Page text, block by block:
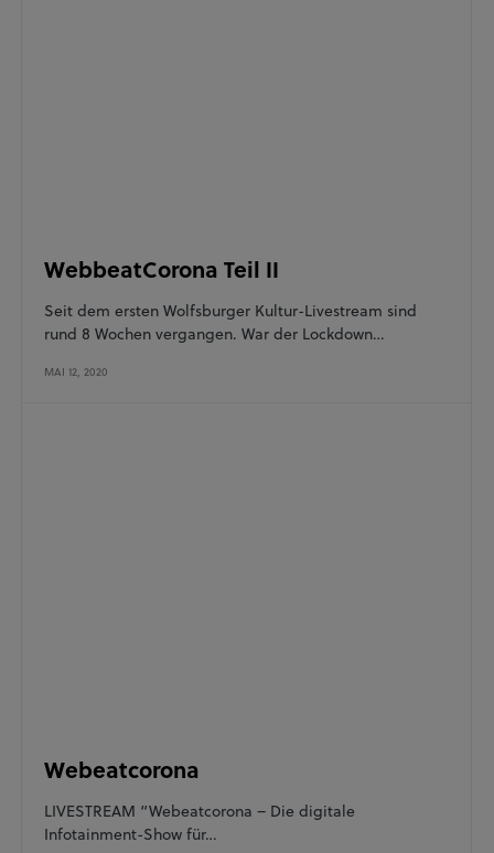
WebbeatCorona Teil II
Seit dem ersten Wolfsburger Kultur-Livestream sind
rund 8 Wochen vergangen. War der Lockdown…
MAI 12, 2020
Webeatcorona
LIVESTREAM “Webeatcorona – Die digitale
Infotainment-Show für…